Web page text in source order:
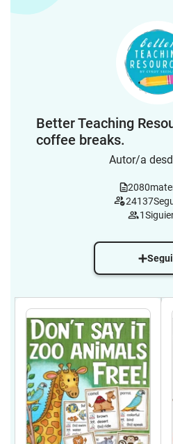
Better Teaching
coffee breaks.
Autor/a
2080
24137
1